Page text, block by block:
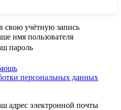
свою учётную запись
имя пользователя
пароль
персональных данных
адрес электронной почты